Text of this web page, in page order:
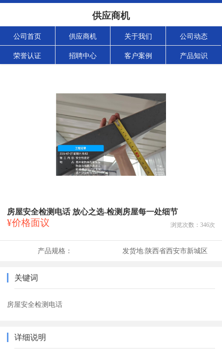
供应商机
公司首页 供应商机 关于我们 公司动态
荣誉认证 招聘中心 客户案例 产品知识
房屋安全检测电话 放心之选-检测房屋每一处细节
¥价格面议 浏览次数： 346次
产品规格： 发货地:陕西省西安市新城区
关键词
房屋安全检测电话
详细说明